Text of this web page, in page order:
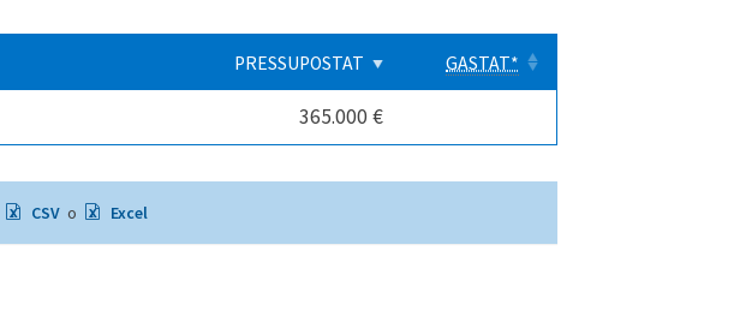
PRESSUPOSTAT GASTAT*
365.000 €
CSV o Excel